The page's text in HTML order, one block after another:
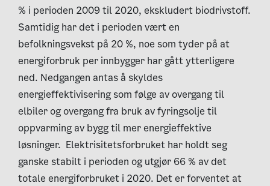
% i perioden 2009 til 2020, ekskludert biodrivstoff.
Samtidig har det i perioden vært en
befolkningsvekst på 20 %, noe som tyder på at
energiforbruk per innbygger har gått ytterligere
ned. Nedgangen antas å skyldes
energieffektivisering som følge av overgang til
elbiler og overgang fra bruk av fyringsolje til
oppvarming av bygg til mer energieffektive
løsninger. Elektrisitetsforbruket har holdt seg
ganske stabilt i perioden og utgjør 66 % av det
totale energiforbruket i 2020. Det er forventet at